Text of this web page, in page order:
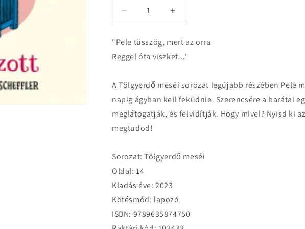
Decrease
quantity
for
Julia
Donaldson:
megfázott
-
Tölgyerdő
meséi
Increase
quantity
Julia
Donaldson:
megfázott
-
Tölgyerdő
meséi
"Pele tüsszög, mert az orra
Reggel óta viszket..."
A Tölgyerdő meséi sorozat legújabb részében Pele
napig ágyban kell feküdnie. Szerencsére a barátai
meglátogatják, és felvidítják. Hogy mivel? Nyisd ki
megtudod!
Sorozat: Tölgyerdő meséi
Oldal: 14
Kiadás éve: 2023
Kötésmód: lapozó
ISBN: 9789635874750